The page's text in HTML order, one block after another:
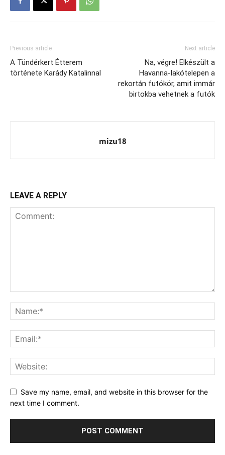
Previous article
A Tündérkert Étterem
története Karády Katalinnal
Next article
Na, végre! Elkészült a
Havanna-lakótelepen a
rekortán futókör, amit immár
birtokba vehetnek a futók
mizu18
LEAVE A REPLY
Save my name, email, and website in this browser for the
next time I comment.